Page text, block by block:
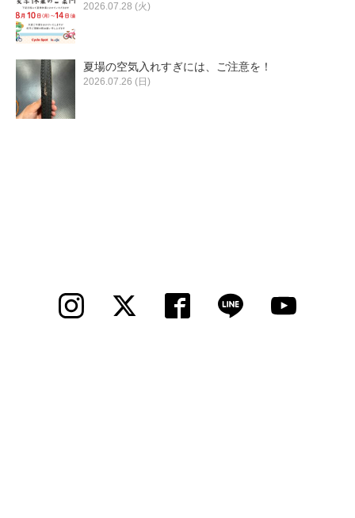
特集
メディア
求人情報
その他
2026.07.28 (火)
夏場の空気入れすぎには、ご注意を！
2026.07.26 (日)